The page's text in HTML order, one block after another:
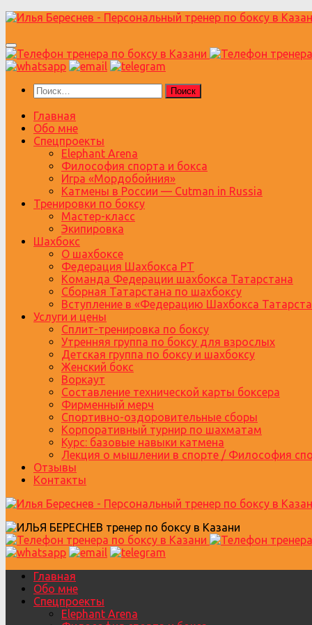
Перейти
содержимому
Найти:
Главная
Обо мне
Спецпроекты
Elephant Arena
Философия спорта и бокса
Игра «Мордобойния»
Катмены в России — Cutman in Russia
Тренировки по боксу
Мастер-класс
Экипировка
Шахбокс
О шахбоксе
Федерация Шахбокса РТ
Команда Федерации шахбокса Татарстана
Сборная Татарстана по шахбоксу
Вступление в «Федерацию Шахбокса
Услуги и цены
Сплит-тренировка по боксу
Утренняя группа по боксу для взрослых
Детская группа по боксу и шахбоксу
Женский бокс
Воркаут
Составление технической карты боксера
Фирменный мерч
Спортивно-оздоровительные сборы
Корпоративный турнир по шахматам
Курс: базовые навыки катмена
Лекция о мышлении в спорте / Философия
Отзывы
Контакты
Главная
Обо мне
Спецпроекты
Elephant Arena